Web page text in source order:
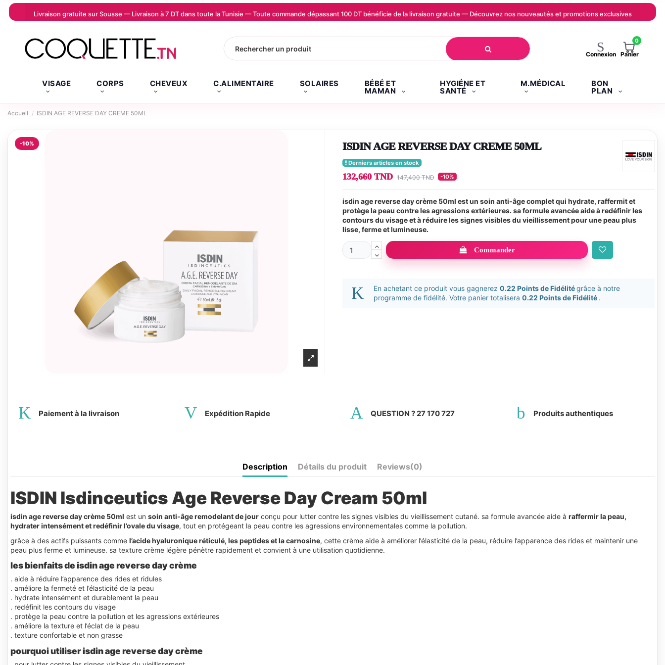
Livraison gratuite sur Sousse — Livraison à 7 DT dans toute la Tunisie — Toute commande dépassant 100 DT bénéficie de la livraison gratuite — Découvrez nos nouveautés et promotions exclusives
Connexion
0
Panier
VISAGE CORPS CHEVEUX C.ALIMENTAIRE SOLAIRES BÉBÉ ET
MAMAN
HYGIÉNE ET
SANTÉ
M.MÉDICAL BON
PLAN
Accueil ISDIN AGE REVERSE DAY CREME 50ML
-10% ISDIN AGE REVERSE DAY CREME 50ML
Derniers articles en stock
132,660 TND 147,400 TND -10%
isdin age reverse day crème 50ml est un soin anti-âge complet qui hydrate, raffermit et
protège la peau contre les agressions extérieures. sa formule avancée aide à redéfinir les
contours du visage et à réduire les signes visibles du vieillissement pour une peau plus
lisse, ferme et lumineuse.
Commander
En achetant ce produit vous gagnerez 0.22 Points de Fidélitégrâce à notre
programme de fidélité. Votre panier totalisera 0.22 Points de Fidélité .
Paiement à la livraison Expédition Rapide QUESTION ? 27 170 727 Produits authentiques
Description Détails du produit Reviews(0)
ISDIN Isdinceutics Age Reverse Day Cream 50ml
isdin age reverse day crème 50ml est un soin anti-âge remodelant de jour conçu pour lutter contre les signes visibles du vieillissement cutané. sa formule avancée aide à raffermir la peau,
hydrater intensément et redéfinir l’ovale du visage, tout en protégeant la peau contre les agressions environnementales comme la pollution.
grâce à des actifs puissants comme l’acide hyaluronique réticulé, les peptides et la carnosine, cette crème aide à améliorer l’élasticité de la peau, réduire l’apparence des rides et maintenir une
peau plus ferme et lumineuse. sa texture crème légère pénètre rapidement et convient à une utilisation quotidienne.
les bienfaits de isdin age reverse day crème
. aide à réduire l’apparence des rides et ridules
. améliore la fermeté et l’élasticité de la peau
. hydrate intensément et durablement la peau
. redéfinit les contours du visage
. protège la peau contre la pollution et les agressions extérieures
. améliore la texture et l’éclat de la peau
. texture confortable et non grasse
pourquoi utiliser isdin age reverse day crème